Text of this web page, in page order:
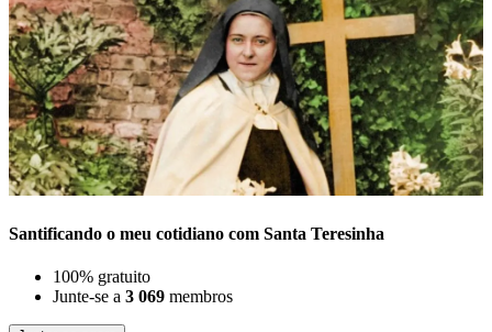
Santificando o meu cotidiano com Santa Teresinha
100% gratuito
Junte-se a 3 069 membros